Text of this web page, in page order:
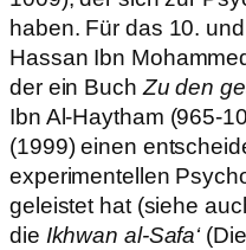
haben. Für das 10.
Hassan Ibn
der ein BuchZu den
Ibn Al-Haytham (965-
(1999) einen
experimentellen
geleistet hat (siehe
die Ikhwan al-Safa‘